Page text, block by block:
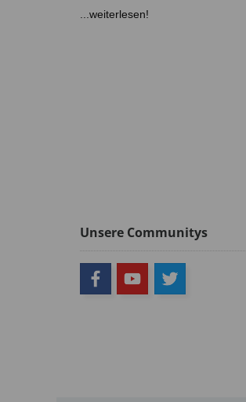
...weiterlesen!
Unsere Communitys